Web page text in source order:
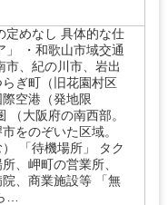
定めなし 具体的な仕
」 ・和歌山市域交通
市、紀の川市、岩出
ぎ町（旧花園村区
空港（発地限
（大阪府の南西部。
をのぞいた区域。
「待機場所」 タク
、岬町の営業所、
、商業施設等 「無
…